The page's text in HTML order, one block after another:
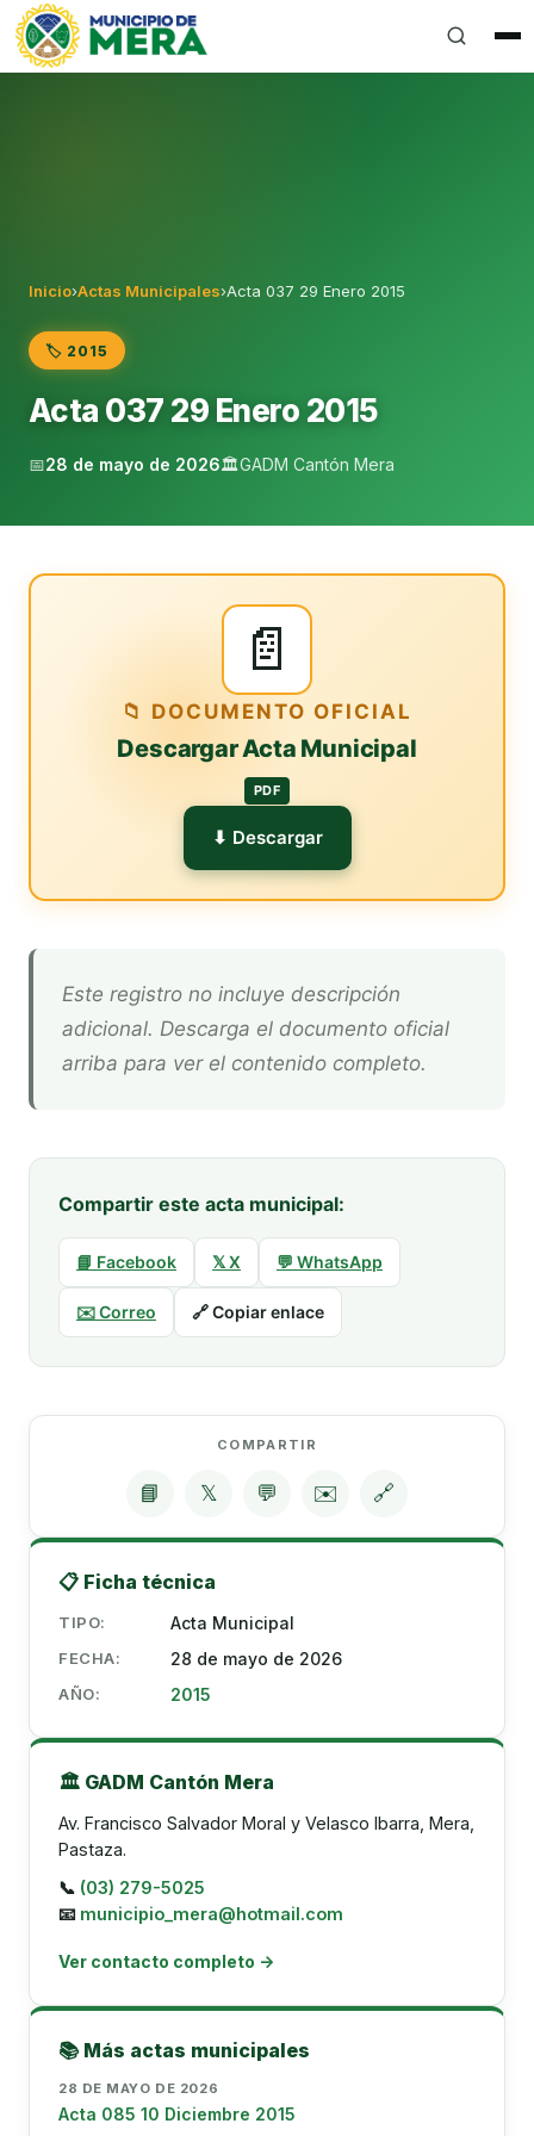
Gobierno Autónomo Descentralizado Municipal del
Inicio›Actas Municipales›Acta 037 29 Enero 2015
🏷️ 2015
Acta 037 29 Enero 2015
📅28 de mayo de 2026🏛️GADM Cantón Mera
📄
📁 DOCUMENTO OFICIAL
Descargar Acta Municipal
PDF
⬇ Descargar
Este registro no incluye descripción
adicional. Descarga el documento oficial
arriba para ver el contenido completo.
Compartir este acta municipal:
📘 Facebook 𝕏 X 💬 WhatsApp
✉️ Correo 🔗 Copiar enlace
COMPARTIR
📘 𝕏 💬 ✉️ 🔗
📋 Ficha técnica
TIPO: Acta Municipal
FECHA: 28 de mayo de 2026
AÑO: 2015
🏛️ GADM Cantón Mera
Av. Francisco Salvador Moral y Velasco Ibarra, Mera,
Pastaza.
📞 (03) 279-5025
📧 municipio_mera@hotmail.com
Ver contacto completo →
📚 Más actas municipales
28 DE MAYO DE 2026
Acta 085 10 Diciembre 2015